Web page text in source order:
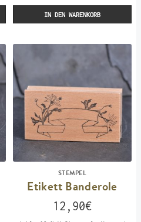
IN DEN WARENKORB
STEMPEL
Etikett Banderole
12,90€